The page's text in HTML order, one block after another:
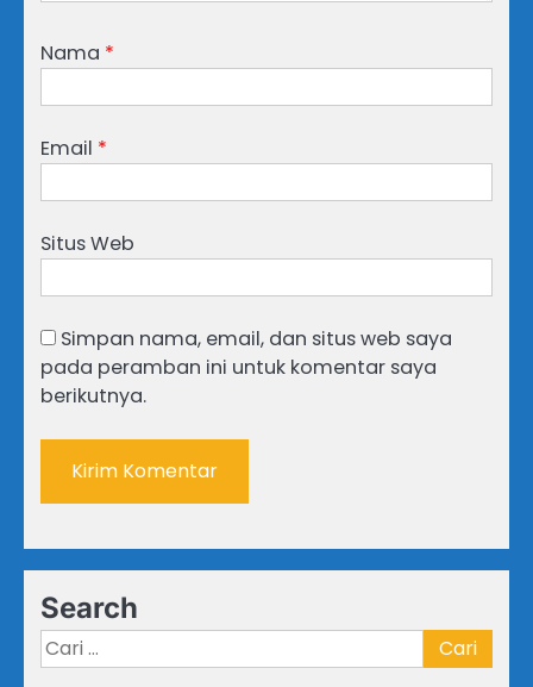
Nama *
Email *
Situs Web
Simpan nama, email, dan situs web saya
pada peramban ini untuk komentar saya
berikutnya.
Search
Cari
untuk: